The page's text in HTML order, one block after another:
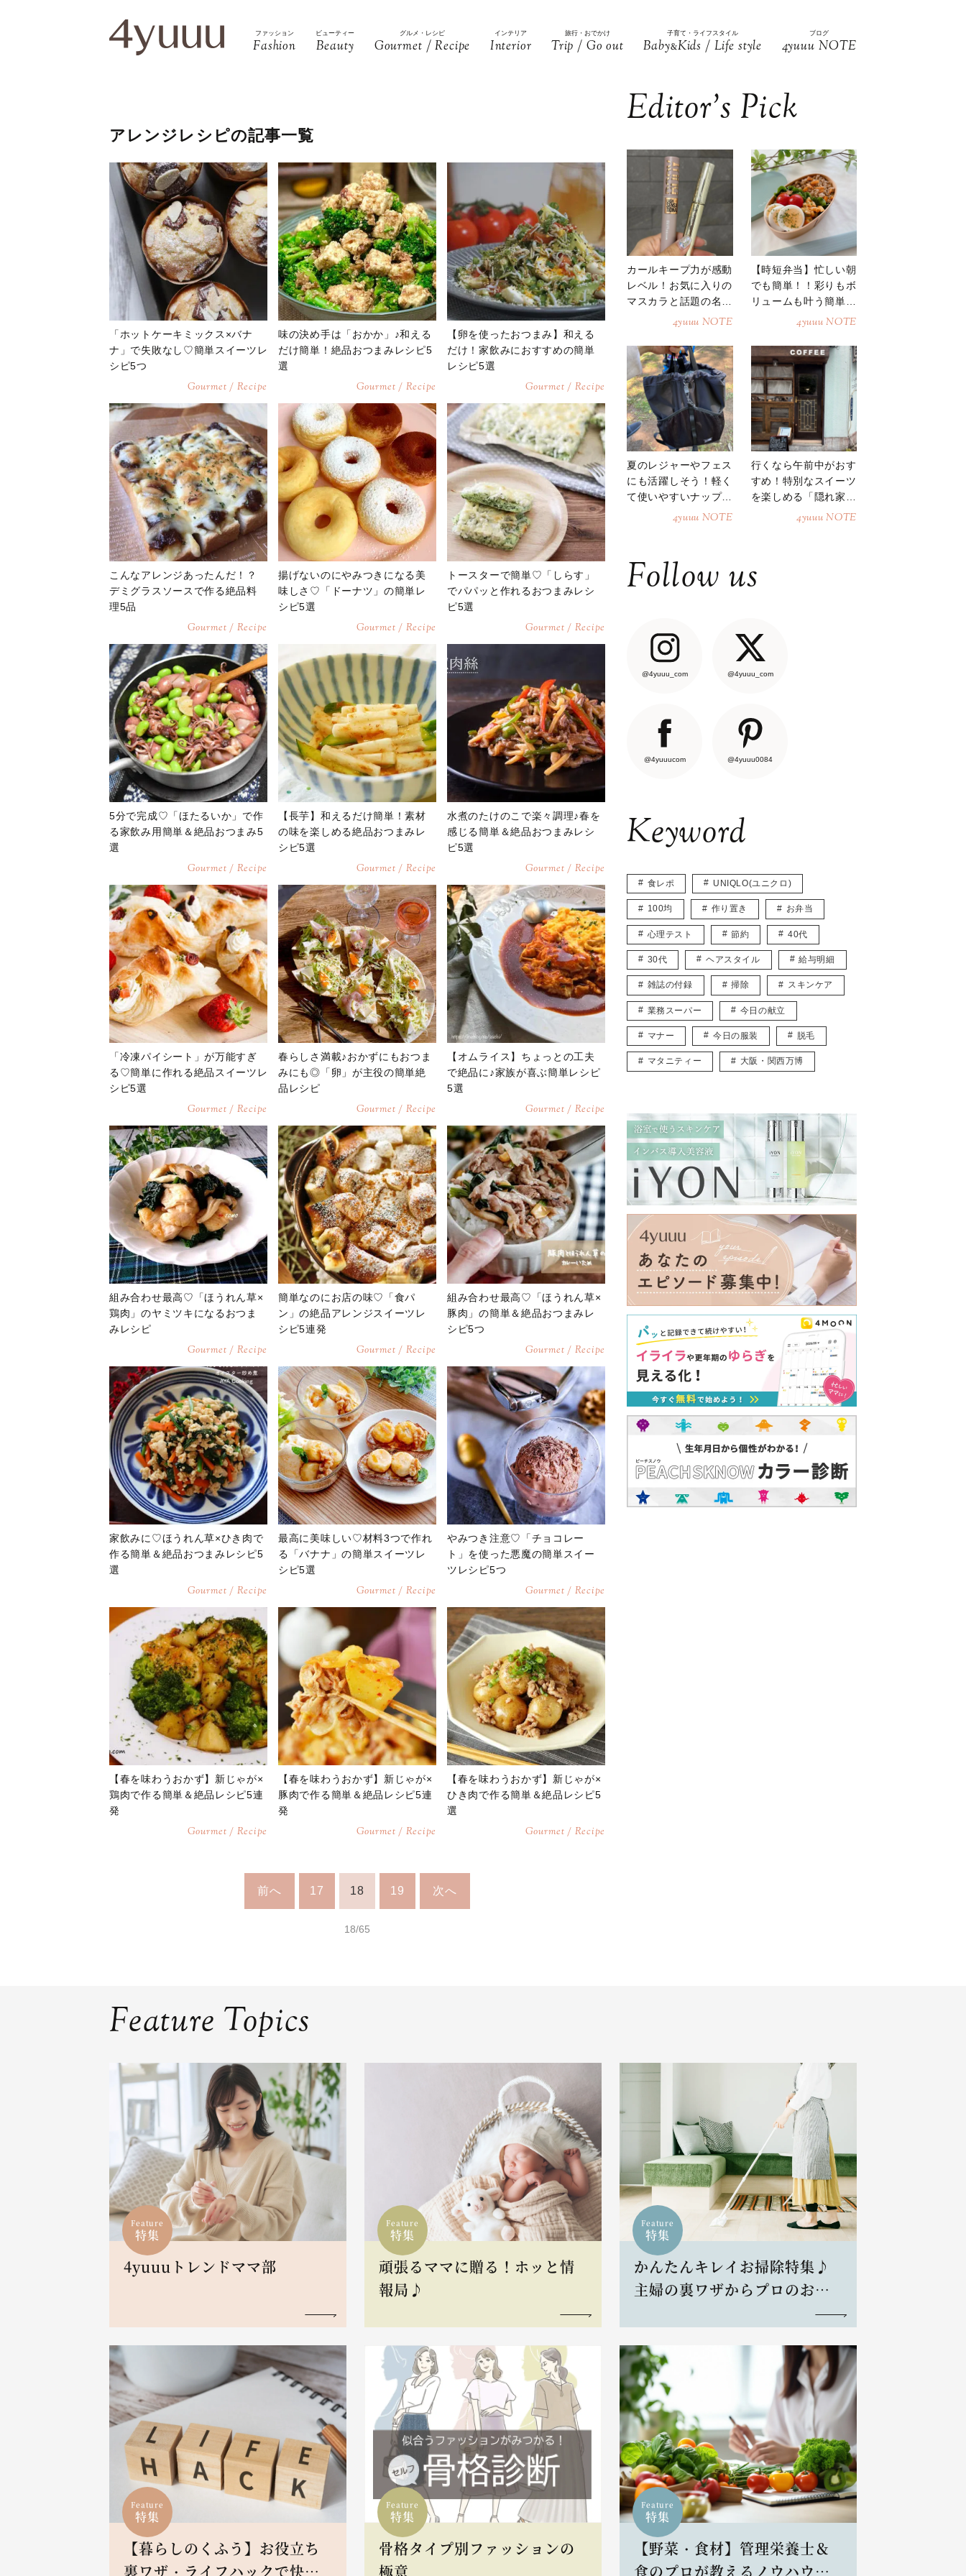
ファッション
Fashion
ビューティー
Beauty
グルメ・レシピ
Gourmet / Recipe
インテリア
Interior
旅行・おでかけ
Trip / Go out
子育て・ライフスタイル
Baby&Kids / Life style
ブログ
4yuuu NOTE
アレンジレシピの記事一覧
「ホットケーキミックス×バナ
ナ」で失敗なし♡簡単スイーツレ
シピ5つ
Gourmet / Recipe
味の決め手は「おかか」♪和える
だけ簡単！絶品おつまみレシピ5
選
Gourmet / Recipe
【卵を使ったおつまみ】和える
だけ！家飲みにおすすめの簡単
レシピ5選
Gourmet / Recipe
こんなアレンジあったんだ！？
デミグラスソースで作る絶品料
理5品
Gourmet / Recipe
揚げないのにやみつきになる美
味しさ♡「ドーナツ」の簡単レ
シピ5選
Gourmet / Recipe
トースターで簡単♡「しらす」
でパパッと作れるおつまみレシ
ピ5選
Gourmet / Recipe
5分で完成♡「ほたるいか」で作
る家飲み用簡単＆絶品おつまみ5
選
Gourmet / Recipe
【長芋】和えるだけ簡単！素材
の味を楽しめる絶品おつまみレ
シピ5選
Gourmet / Recipe
水煮のたけのこで楽々調理♪春を
感じる簡単＆絶品おつまみレシ
ピ5選
Gourmet / Recipe
「冷凍パイシート」が万能すぎ
る♡簡単に作れる絶品スイーツレ
シピ5選
Gourmet / Recipe
春らしさ満載♪おかずにもおつま
みにも◎「卵」が主役の簡単絶
品レシピ
Gourmet / Recipe
【オムライス】ちょっとの工夫
で絶品に♪家族が喜ぶ簡単レシピ
5選
Gourmet / Recipe
組み合わせ最高♡「ほうれん草×
鶏肉」のヤミツキになるおつま
みレシピ
Gourmet / Recipe
簡単なのにお店の味♡「食パ
ン」の絶品アレンジスイーツレ
シピ5連発
Gourmet / Recipe
組み合わせ最高♡「ほうれん草×
豚肉」の簡単＆絶品おつまみレ
シピ5つ
Gourmet / Recipe
家飲みに♡ほうれん草×ひき肉で
作る簡単＆絶品おつまみレシピ5
選
Gourmet / Recipe
最高に美味しい♡材料3つで作れ
る「バナナ」の簡単スイーツレ
シピ5選
Gourmet / Recipe
やみつき注意♡「チョコレー
ト」を使った悪魔の簡単スイー
ツレシピ5つ
Gourmet / Recipe
【春を味わうおかず】新じゃが×
鶏肉で作る簡単＆絶品レシピ5連
発
Gourmet / Recipe
【春を味わうおかず】新じゃが×
豚肉で作る簡単＆絶品レシピ5連
発
Gourmet / Recipe
【春を味わうおかず】新じゃが×
ひき肉で作る簡単＆絶品レシピ5
選
Gourmet / Recipe
前へ 17 18 19 次へ
18/65
Editor’s Pick
カールキープ力が感動
レベル！お気に入りの
マスカラと話題の名品
4yuuu NOTE
【時短弁当】忙しい朝
でも簡単！！彩りもボ
リュームも叶う簡単そ
4yuuu NOTE
夏のレジャーやフェス
にも活躍しそう！軽く
て使いやすいナップサ
4yuuu NOTE
行くなら午前中がおす
すめ！特別なスイーツ
を楽しめる「隠れ家カ
4yuuu NOTE
Follow us
@4yuuu_com @4yuuu_com
@4yuuucom @4yuuu0084
Keyword
食レポ UNIQLO(ユニクロ)
100均 作り置き お弁当
心理テスト 節約 40代
30代 ヘアスタイル 給与明細
雑誌の付録 掃除 スキンケア
業務スーパー 今日の献立
マナー 今日の服装 脱毛
マタニティー 大阪・関西万博
Feature Topics
Feature
特集
4yuuuトレンドママ部
Feature
特集
頑張るママに贈る！ホッと情
報局♪
Feature
特集
かんたんキレイお掃除特集♪
主婦の裏ワザからプロのお掃
Feature
特集
【暮らしのくふう】お役立ち
裏ワザ・ライフハックで快適L
Feature
特集
骨格タイプ別ファッションの
極意
Feature
特集
【野菜・食材】管理栄養士＆
食のプロが教えるノウハウと